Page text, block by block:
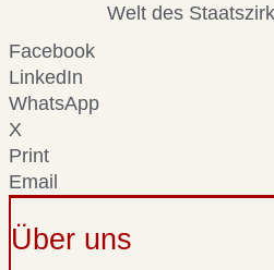
Welt des
Facebook
LinkedIn
WhatsApp
X
Print
Email
Über uns